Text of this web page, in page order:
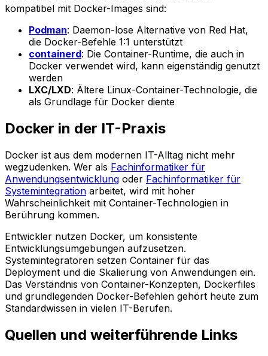
kompatibel mit Docker-Images sind:
Podman: Daemon-lose Alternative von Red Hat,
die Docker-Befehle 1:1 unterstützt
containerd: Die Container-Runtime, die auch in
Docker verwendet wird, kann eigenständig genutzt
werden
LXC/LXD: Ältere Linux-Container-Technologie, die
als Grundlage für Docker diente
Docker in der IT-Praxis
Docker ist aus dem modernen IT-Alltag nicht mehr
wegzudenken. Wer als Fachinformatiker für
Anwendungsentwicklung oder Fachinformatiker für
Systemintegration arbeitet, wird mit hoher
Wahrscheinlichkeit mit Container-Technologien in
Berührung kommen.
Entwickler nutzen Docker, um konsistente
Entwicklungsumgebungen aufzusetzen.
Systemintegratoren setzen Container für das
Deployment und die Skalierung von Anwendungen ein.
Das Verständnis von Container-Konzepten, Dockerfiles
und grundlegenden Docker-Befehlen gehört heute zum
Standardwissen in vielen IT-Berufen.
Quellen und weiterführende Links